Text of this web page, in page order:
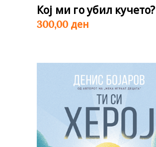
Кој ми го убил кучето?
300,00 ден